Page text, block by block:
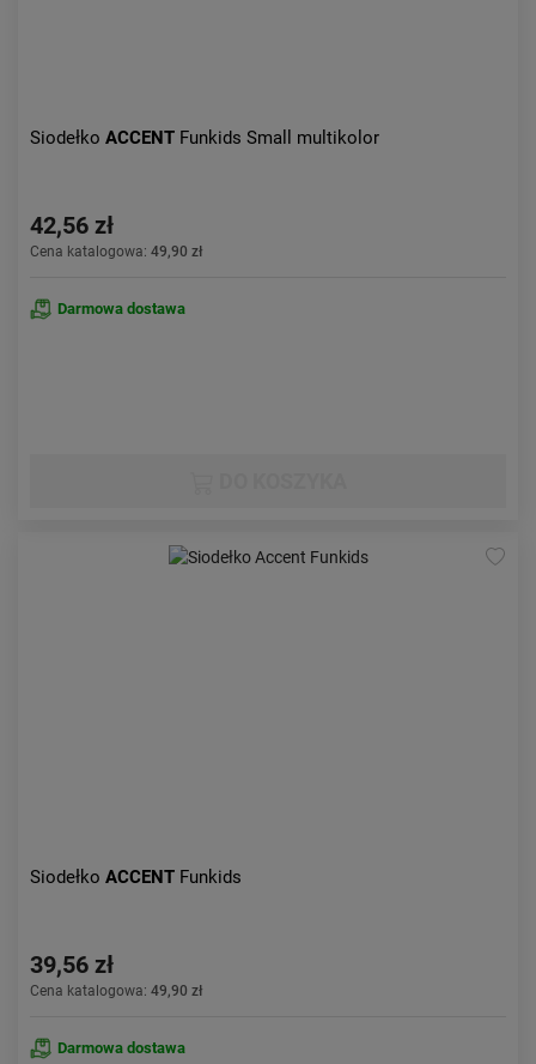
Siodełko ACCENT Funkids Small multikolor
42,56 zł
Cena katalogowa: 49,90 zł
Darmowa dostawa
Siodełko ACCENT Funkids
39,56 zł
Cena katalogowa: 49,90 zł
Darmowa dostawa